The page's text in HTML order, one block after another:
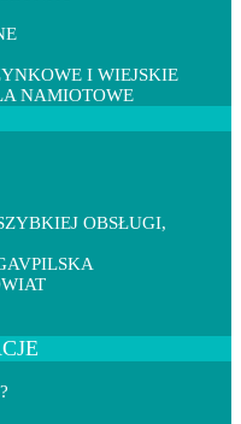
I WIEJSKIE
NAMIOTOWE
OBSŁUGI,